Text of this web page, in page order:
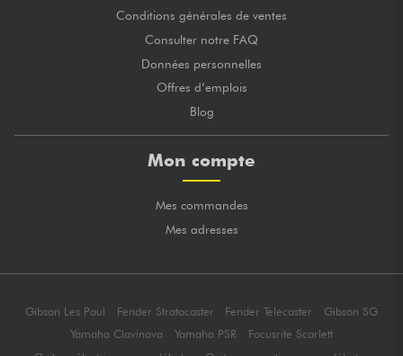
Conditions générales de ventes
Consulter notre FAQ
Données personnelles
Offres d’emplois
Blog
Mon compte
Mes commandes
Mes adresses
Gibson Les Paul Fender Stratocaster Fender Telecaster
Gibson SG
Yamaha Clavinova
Yamaha PSR
Focusrite Scarlett